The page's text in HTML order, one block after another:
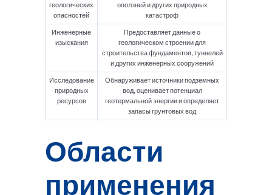
геологических
опасностей
оползней и других природных
катастроф
Инженерные
изыскания
Предоставляет данные о
геологическом строении для
строительства фундаментов, туннелей
и других инженерных сооружений
Исследование
природных
ресурсов
Обнаруживает источники подземных
вод, оценивает потенциал
геотермальной энергии и определяет
запасы грунтовых вод
Области
применения